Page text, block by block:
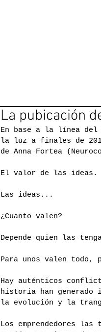
La pubicación
En base a la línea
la luz a finales de
de Anna Fortea
El valor de las ideas.
Las ideas...
¿Cuanto valen?
Depende quien las
Para unos valen todo,
Hay auténticos
historia han generado
la evolución y la
Los emprendedores las